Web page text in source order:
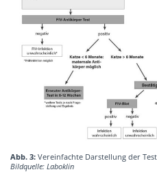
Abb. 3: Vereinfachte Darstellung der
Bildquelle: Laboklin